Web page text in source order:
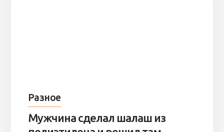
Разное
Мужчина сделал шалаш из